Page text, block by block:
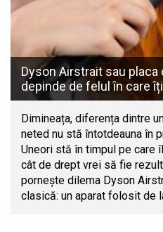
Dyson Airstrait sau placa
depinde de felul în care
Dimineața, diferența dintre
neted nu stă întotdeauna în
Uneori stă în timpul pe care
cât de drept vrei să fie
pornește dilema Dyson
clasică: un aparat folosit de